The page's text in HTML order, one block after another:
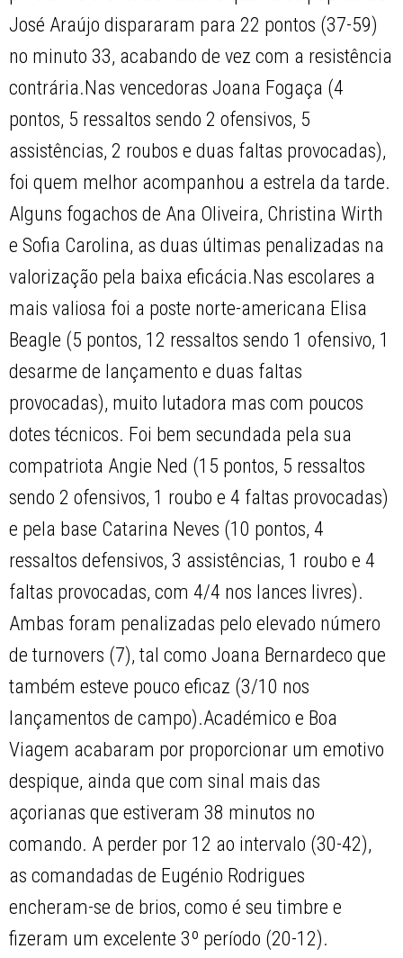
José Araújo dispararam para 22 pontos (37-59)
no minuto 33, acabando de vez com a resistência
contrária.Nas vencedoras Joana Fogaça (4
pontos, 5 ressaltos sendo 2 ofensivos, 5
assistências, 2 roubos e duas faltas provocadas),
foi quem melhor acompanhou a estrela da tarde.
Alguns fogachos de Ana Oliveira, Christina Wirth
e Sofia Carolina, as duas últimas penalizadas na
valorização pela baixa eficácia.Nas escolares a
mais valiosa foi a poste norte-americana Elisa
Beagle (5 pontos, 12 ressaltos sendo 1 ofensivo, 1
desarme de lançamento e duas faltas
provocadas), muito lutadora mas com poucos
dotes técnicos. Foi bem secundada pela sua
compatriota Angie Ned (15 pontos, 5 ressaltos
sendo 2 ofensivos, 1 roubo e 4 faltas provocadas)
e pela base Catarina Neves (10 pontos, 4
ressaltos defensivos, 3 assistências, 1 roubo e 4
faltas provocadas, com 4/4 nos lances livres).
Ambas foram penalizadas pelo elevado número
de turnovers (7), tal como Joana Bernardeco que
também esteve pouco eficaz (3/10 nos
lançamentos de campo).Académico e Boa
Viagem acabaram por proporcionar um emotivo
despique, ainda que com sinal mais das
açorianas que estiveram 38 minutos no
comando. A perder por 12 ao intervalo (30-42),
as comandadas de Eugénio Rodrigues
encheram-se de brios, como é seu timbre e
fizeram um excelente 3º período (20-12).